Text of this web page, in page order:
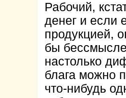
Рабочий,
денег и если
продукцией,
бы
настолько
блага можно
что-нибудь